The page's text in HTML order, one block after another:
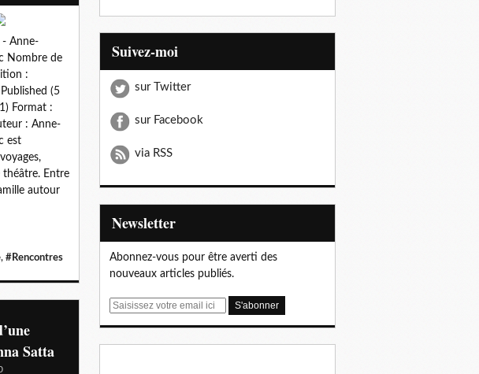
- Anne-
Nombre de
:
(5
Format :
: Anne-
est
Entre
autour
, #Rencontres
Satta
Suivez-moi
sur Twitter
sur Facebook
via RSS
Newsletter
Abonnez-vous pour être averti des
nouveaux articles publiés.
E